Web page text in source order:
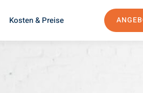
Kosten & Preise